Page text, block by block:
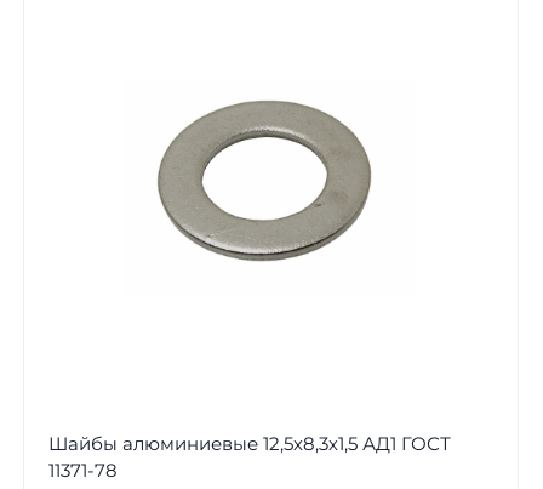
Шайбы алюминиевые 12,5х8,3х1,5 АД1 ГОСТ
11371-78